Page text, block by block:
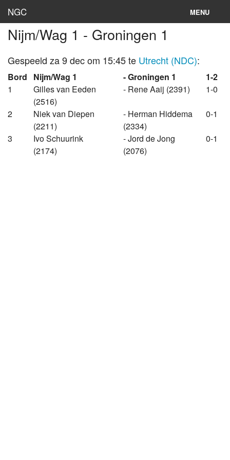
NGC MENU
Inloggen
Stand
Rooster
Nijm/Wag 1 - Groningen 1
Gespeeld za 9 dec om 15:45 te Utrecht (NDC):
Bord Nijm/Wag 1 - Groningen 1
1-2
1
Gilles van Eeden
(2516)
- Rene Aaij (2391) 1-0
2
Niek van Diepen
(2211)
- Herman Hiddema
(2334)
0-1
3
Ivo Schuurink
(2174)
- Jord de Jong
(2076)
0-1